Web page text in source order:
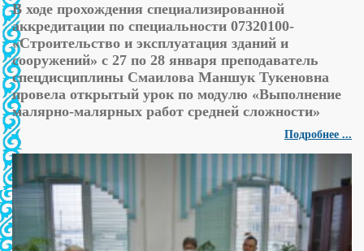
В ходе прохождения специализированной
аккредитации по специальности 07320100-
«Строительство и эксплуатация зданий и
сооружений» с 27 по 28 января преподаватель
спецдисциплины Смаилова Маншук Тукеновна
провела открытый урок по модулю «Выполнение
малярно-малярных работ средней сложности»
Подробнее ...